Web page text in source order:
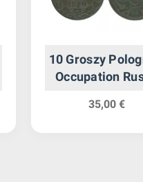
10 Groszy
Occupation
35,00 €